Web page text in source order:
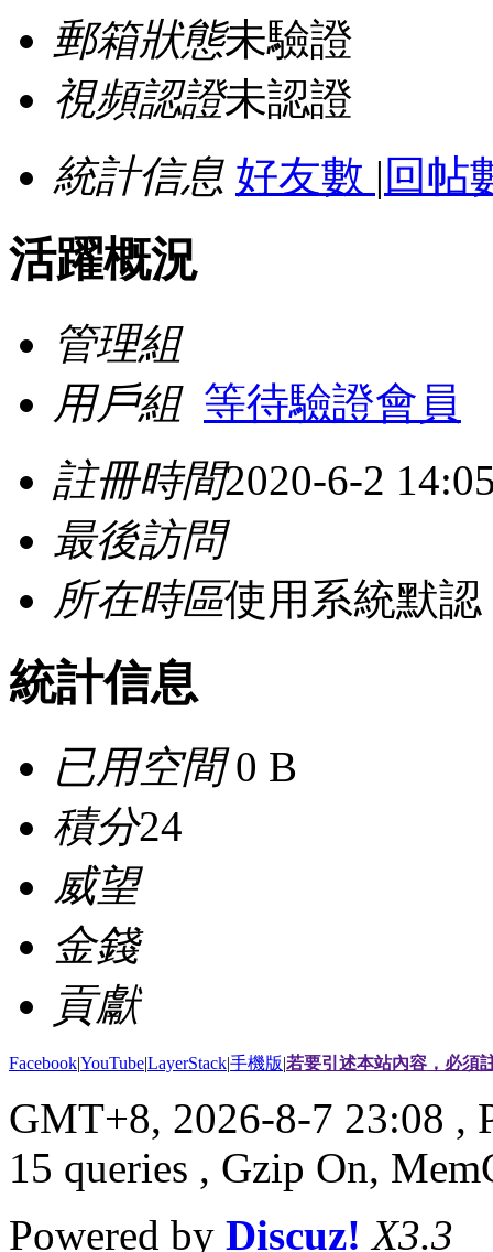
郵箱狀態未驗證
視頻認證未認證
統計信息 好友數 | 回帖
活躍概況
管理組
用戶組 等待驗證會員
註冊時間2020-6-2
最後訪問
所在時區使用系統默認
統計信息
已用空間0 B
積分24
威望
金錢
貢獻
Facebook|YouTube|LayerStack|手機版|若要引述本站內容，必須
GMT+8, 2026-8-7 23:08 ,
15 queries , Gzip On,
Powered by Discuz! X3.3